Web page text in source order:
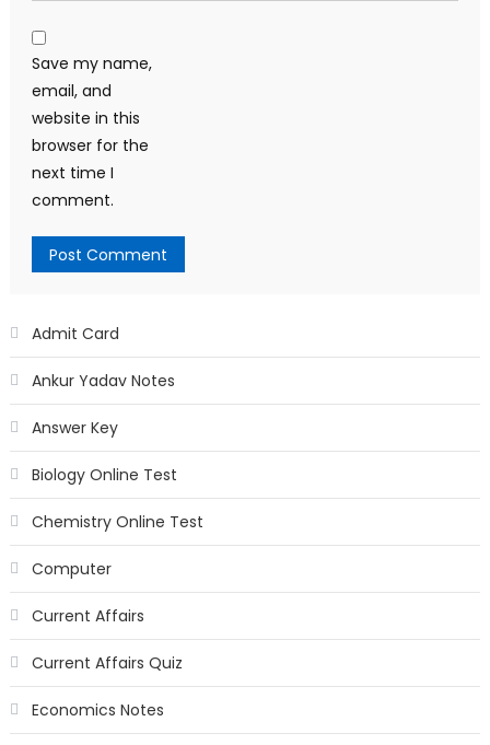
Save my name,
email, and
website in this
browser for the
next time I
comment.
Admit Card
Ankur Yadav Notes
Answer Key
Biology Online Test
Chemistry Online Test
Computer
Current Affairs
Current Affairs Quiz
Economics Notes